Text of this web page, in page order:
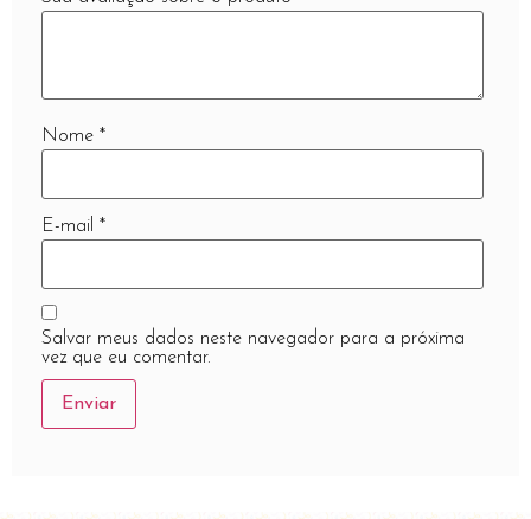
Nome *
E-mail *
Salvar meus dados neste navegador para a próxima
vez que eu comentar.